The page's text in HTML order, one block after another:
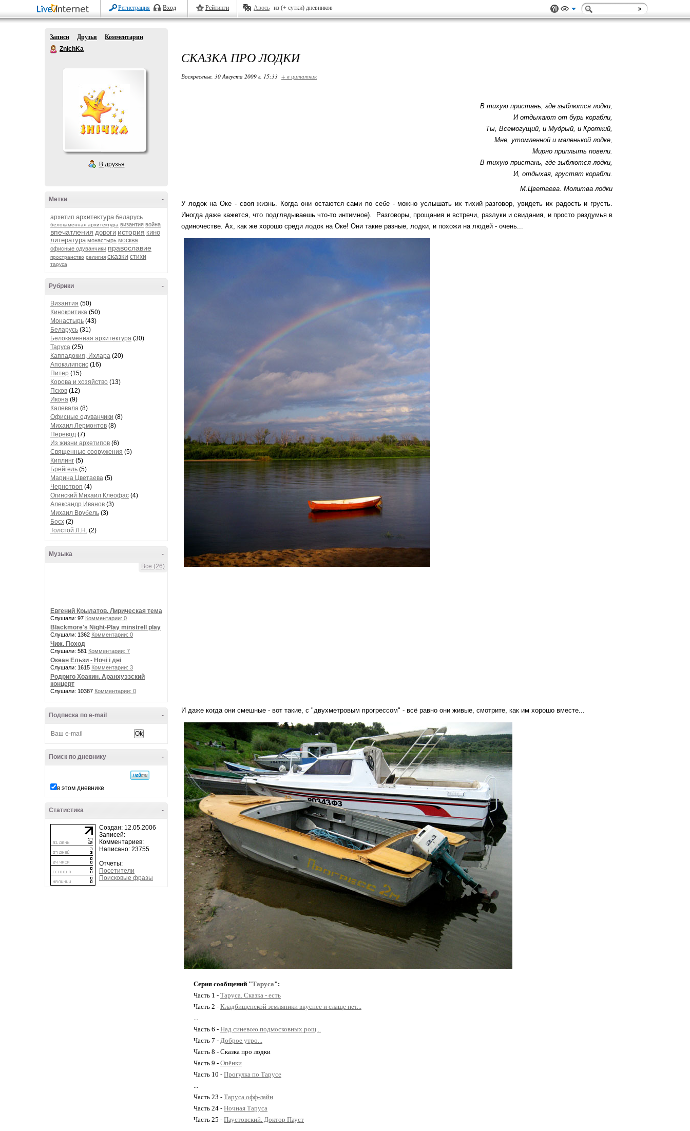
Регистрация Вход Рейтинги Авось из (+ сутки) дневников
Записи Друзья
Комментарии
ZnichKa
В друзья
-
Метки
архетип архитектура беларусь
белокаменная архитектура византия война
впечатления дороги история кино
литература монастырь москва
офисные одуванчики православие
пространство религия сказки стихи
таруса
-
Рубрики
Византия (50)
Кинокритика (50)
Монастырь (43)
Беларусь (31)
Белокаменная архитектура (30)
Таруса (25)
Каппадокия, Ихлара (20)
Апокалипсис (16)
Питер (15)
Корова и хозяйство (13)
Псков (12)
Икона (9)
Калевала (8)
Офисные одуванчики (8)
Михаил Лермонтов (8)
Перевод (7)
Из жизни архетипов (6)
Священные сооружения (5)
Киплинг (5)
Брейгель (5)
Марина Цветаева (5)
Чернотроп (4)
Огинский Михаил Клеофас (4)
Александр Иванов (3)
Михаил Врубель (3)
Босх (2)
Толстой Л.Н. (2)
-
Музыка
Все (26)
Евгений Крылатов. Лирическая тема
Слушали: 97 Комментарии: 0
Blackmore's Night-Play minstrell play
Слушали: 1362 Комментарии: 0
Чиж. Поход
Слушали: 581 Комментарии: 7
Океан Ельзи - Ночі і дні
Слушали: 1615 Комментарии: 3
Родриго Хоакин. Аранхуэзский
концерт
Слушали: 10387 Комментарии: 0
-
Подписка по e-mail
-
Поиск по дневнику
в этом дневнике
-
Статистика
Создан: 12.05.2006
Записей:
Комментариев:
Написано: 23755
Отчеты:
Посетители
Поисковые фразы
СКАЗКА ПРО ЛОДКИ
Воскресенье, 30 Августа 2009 г. 15:33 + в цитатник
В тихую пристань, где зыблются лодки,
И отдыхают от бурь корабли,
Ты, Всемогущий, и Мудрый, и Кроткий,
Мне, утомленной и маленькой лодке,
Мирно приплыть повели.
В тихую пристань, где зыблются лодки,
И, отдыхая, грустят корабли.
М.Цветаева. Молитва лодки
У лодок на Оке - своя жизнь. Когда они остаются сами по себе - можно услышать их тихий разговор, увидеть их радость и грусть.
Иногда даже кажется, что подглядываешь что-то интимное). Разговоры, прощания и встречи, разлуки и свидания, и просто раздумья в
одиночестве. Ах, как же хорошо среди лодок на Оке! Они такие разные, лодки, и похожи на людей - очень...
И даже когда они смешные - вот такие, с "двухметровым прогрессом" - всё равно они живые, смотрите, как им хорошо вместе...
Серия сообщений "Таруса":
Часть 1 - Таруса. Сказка - есть
Часть 2 - Кладбищенской земляники вкуснее и слаще нет...
...
Часть 6 - Над синевою подмосковных рощ...
Часть 7 - Доброе утро...
Часть 8 - Сказка про лодки
Часть 9 - Опёнки
Часть 10 - Прогулка по Тарусе
...
Часть 23 - Таруса офф-лайн
Часть 24 - Ночная Таруса
Часть 25 - Паустовский. Доктор Пауст